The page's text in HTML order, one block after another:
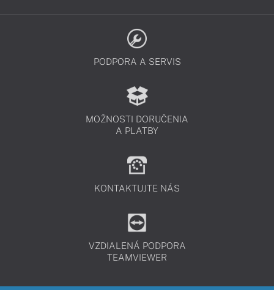
PODPORA A SERVIS
MOŽNOSTI DORUČENIA
A PLATBY
KONTAKTUJTE NÁS
VZDIALENÁ PODPORA
TEAMVIEWER